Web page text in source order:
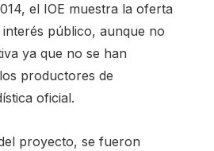
el IOE muestra la oferta
interés público, aunque no
ya que no se han
productores de
oficial.
proyecto, se fueron